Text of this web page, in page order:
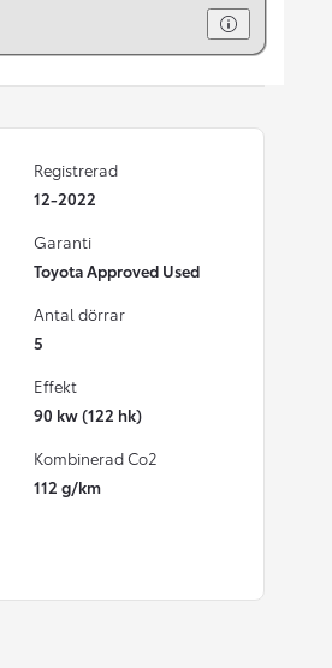
Registrerad
12-2022
Garanti
Toyota Approved Used
Antal dörrar
5
Effekt
90 kw (122 hk)
Kombinerad Co2
112 g/km